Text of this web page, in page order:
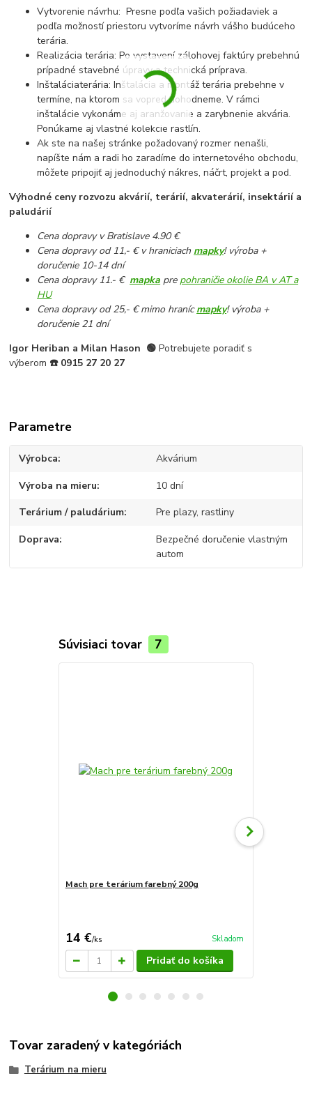
Vytvorenie návrhu: Presne podľa vašich požiadaviek a
podľa možností priestoru vytvoríme návrh vášho budúceho
terária.
Realizácia terária: Po vystavení zálohovej faktúry prebehnú
prípadné stavebné úpravy a technická príprava.
Inštaláciaterária: Inštalácia a montáž terária prebehne v
termíne, na ktorom sa vopred dohodneme. V rámci
inštalácie vykonáme aj aranžovanie a zarybnenie akvária.
Ponúkame aj vlastné kolekcie rastlín.
Ak ste na našej stránke požadovaný rozmer nenašli,
napíšte nám a radi ho zaradíme do internetového obchodu,
môžete pripojiť aj jednoduchý nákres, náčrt, projekt a pod.
Výhodné ceny rozvozu akvárií, terárií, akvaterárií, insektárií a
paludárií
Cena dopravy v Bratislave 4.90 €
Cena dopravy od 11,- € v hraniciach mapky! výroba +
doručenie 10-14 dní
Cena dopravy 11.- € mapka pre pohraničie okolie BA v AT a
HU
Cena dopravy od 25,- € mimo hranícmapky! výroba +
doručenie 21 dní
Igor Heriban a Milan Hason 🟢Potrebujete poradiť s
výberom ☎️ 0915 27 20 27
Parametre
Výrobca Akvárium
Výroba na mieru 10 dní
Terárium / paludárium Pre plazy, rastliny
Doprava
Bezpečné doručenie vlastným
autom
Súvisiaci tovar 7
Mach pre terárium farebný 200g
14 €/ks Skladom
Pridať do košíka
Tovar zaradený v kategóriách
Terárium na mieru